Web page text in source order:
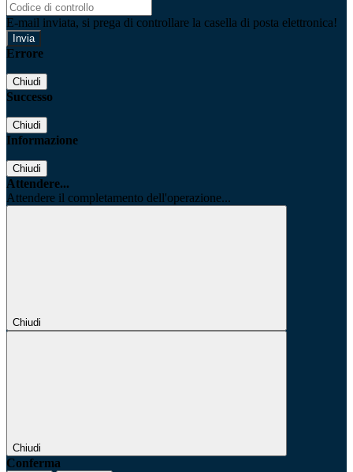
E-mail inviata, si prega di controllare la casella di posta elettronica!
Errore
Chiudi
Successo
Chiudi
Informazione
Chiudi
Attendere...
Attendere il completamento dell'operazione...
Chiudi
Chiudi
Conferma